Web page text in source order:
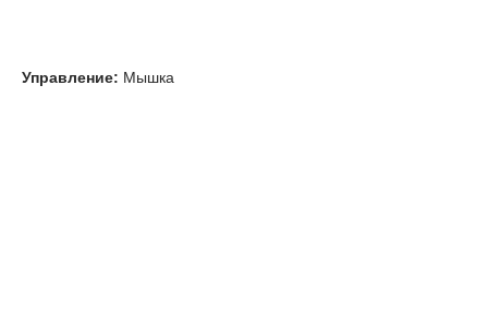
Управление: Мышка